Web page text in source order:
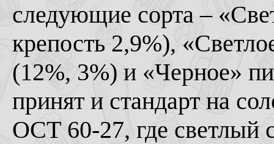
следующие сорта –
крепость 2,9%),
(12%, 3%) и «Черное»
принят и стандарт на
ОСТ 60-27, где светлый